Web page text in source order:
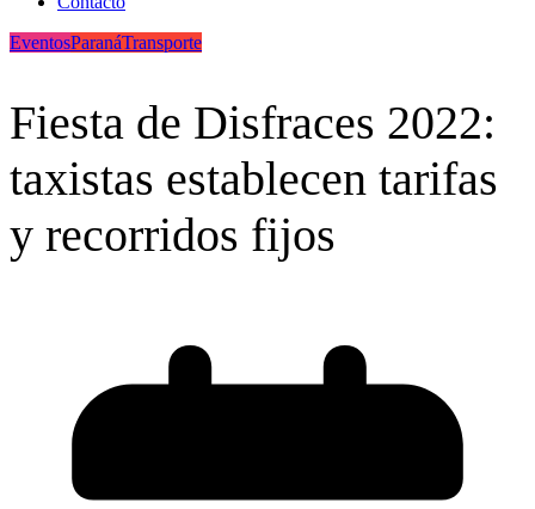
EventosParanáTransporte
Fiesta de Disfraces 2022:
taxistas establecen tarifas
y recorridos fijos